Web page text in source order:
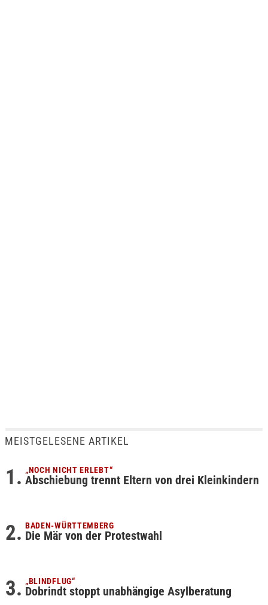
MEISTGELESENE ARTIKEL
„NOCH NICHT ERLEBT“
Abschiebung trennt Eltern von drei Kleinkindern
BADEN-WÜRTTEMBERG
Die Mär von der Protestwahl
„BLINDFLUG“
Dobrindt stoppt unabhängige Asylberatung